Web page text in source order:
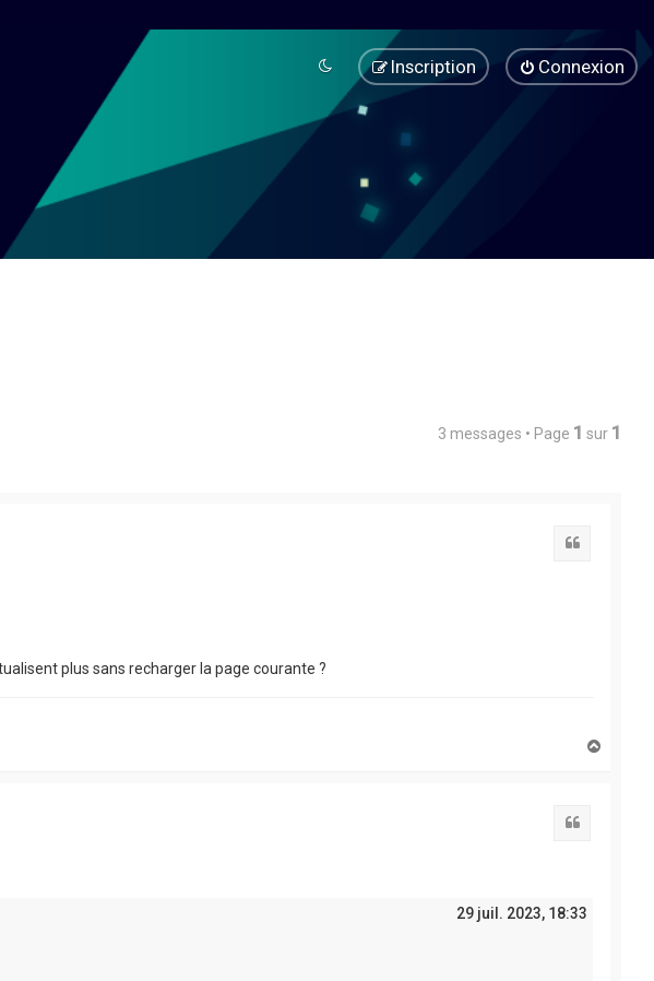
Connexion
Inscription
3 messages • Page 1 sur 1
plus sans recharger la page courante ?
29 juil. 2023, 18:33